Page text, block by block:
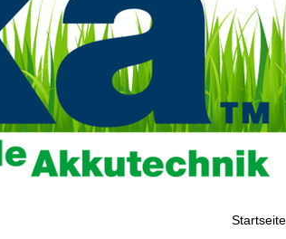
Startseite